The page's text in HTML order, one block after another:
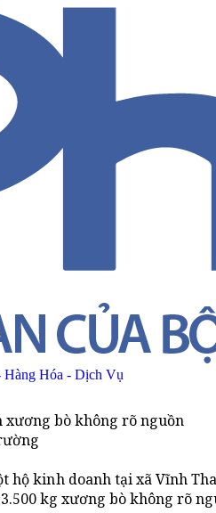
Hàng Hóa - Dịch Vụ
xương bò không rõ nguồn
kinh doanh tại xã Vĩnh
kg xương bò không rõ